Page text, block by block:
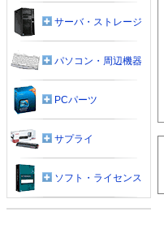
サーバ・ストレージ
パソコン・周辺機器
PCパーツ
サプライ
ソフト・ライセンス